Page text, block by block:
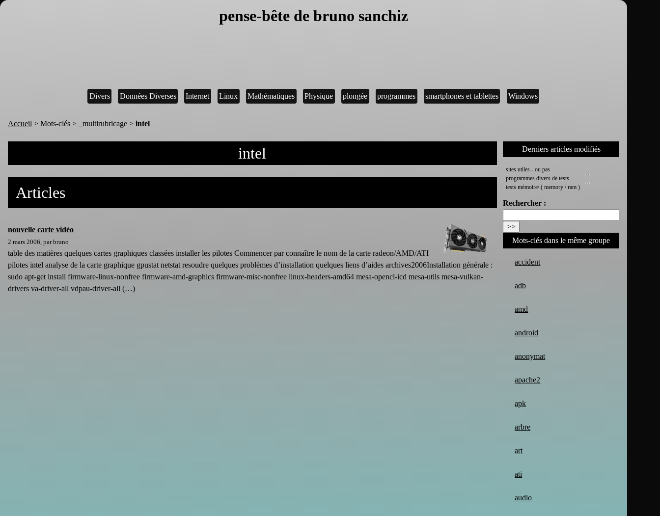
pense-bête de bruno sanchiz
Divers Données Diverses Internet Linux Mathématiques Physique plongée programmes smartphones et tablettes Windows
Accueil > Mots-clés > _multirubricage > intel
intel
Articles
nouvelle carte vidéo
2 mars 2006, par bruno
table des matières quelques cartes graphiques classées installer les pilotes Commencer par connaître le nom de la carte radeon/AMD/ATI
pilotes intel analyse de la carte graphique gpustat netstat resoudre quelques problèmes d’installation quelques liens d’aides archives2006Installation générale :
sudo apt-get install firmware-linux-nonfree firmware-amd-graphics firmware-misc-nonfree linux-headers-amd64 mesa-opencl-icd mesa-utils mesa-vulkan-
drivers va-driver-all vdpau-driver-all (…)
Derniers articles modifiés
sites utiles - ou pas
programmes divers de tests
tests mémoire/ ( memory / ram )
Rechercher :
Mots-clés dans le même groupe
accident
adb
amd
android
anonymat
apache2
apk
arbre
art
ati
audio